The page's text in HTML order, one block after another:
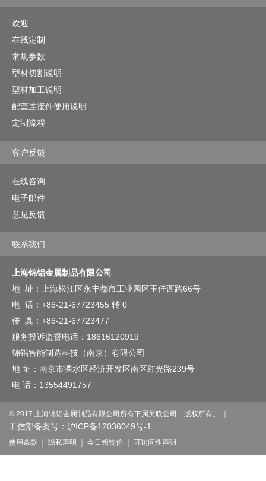
欢迎
在线定制
常规参数
型材切割说明
型材加工说明
配套连接件使用说明
定制流程
客户反馈
在线咨询
电子邮件
意见反馈
联系我们
上海锦铝金属制品有限公司
地 址：上海松江区永丰都市工业园区玉佳西路66号
电 话：+86-21-67723455 转 0
传 真：+86-21-67723477
服务投诉监督电话：18616120919
锦铝智能制造科技（南京）有限公司
地 址：南京市溧水区经济开发区南区红光路239号
电 话：13554491757
© 2017 上海锦铝金属制品有限公司所有下属关联公司。版权所有。 ｜
工信部备案号：沪ICP备12036049号-1
使用条款 ｜ 隐私声明 ｜ 今日铝锭价 ｜ 可访问性声明